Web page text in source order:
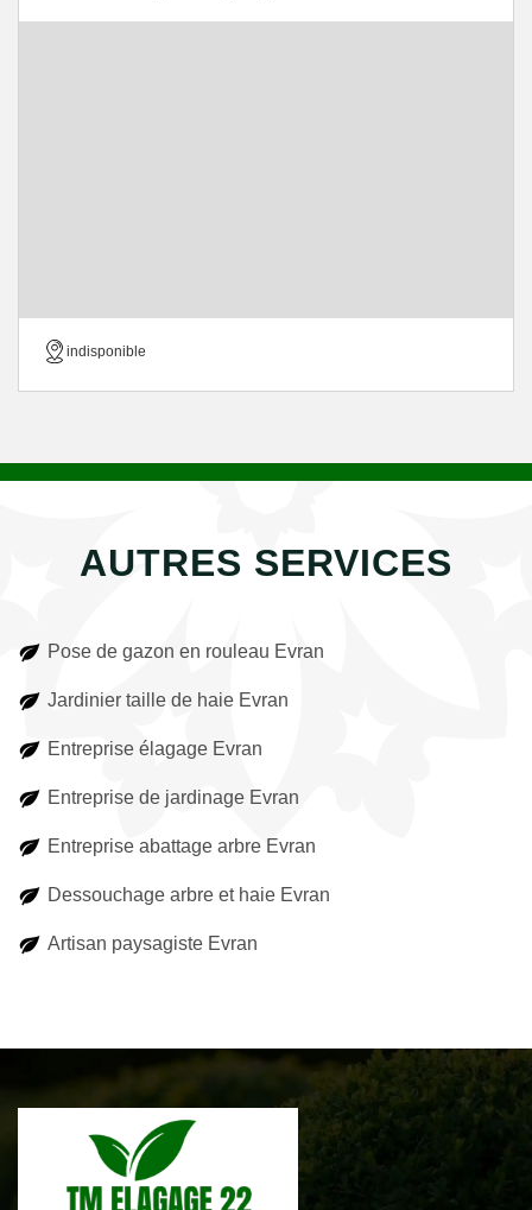
indisponible
AUTRES SERVICES
Pose de gazon en rouleau Evran
Jardinier taille de haie Evran
Entreprise élagage Evran
Entreprise de jardinage Evran
Entreprise abattage arbre Evran
Dessouchage arbre et haie Evran
Artisan paysagiste Evran